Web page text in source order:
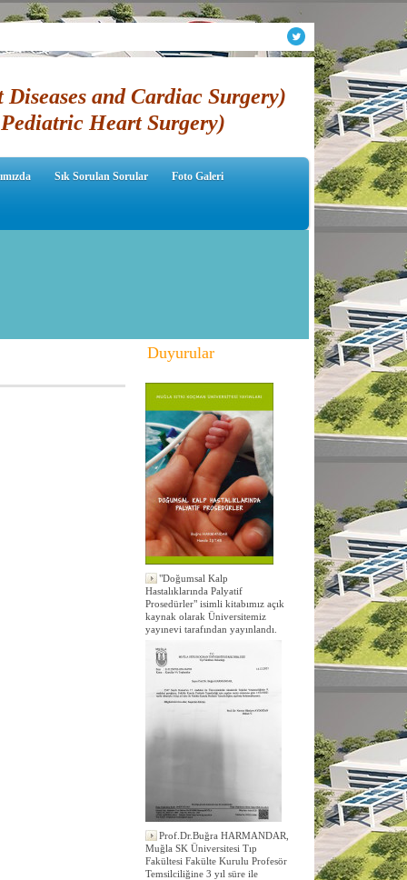
and Cardiac Surgery)
Heart Surgery)
Sık Sorulan Sorular Foto Galeri
Duyurular
"Doğumsal Kalp
Hastalıklarında Palyatif
Prosedürler" isimli kitabımız açık
kaynak olarak Üniversitemiz
yayınevi tarafından yayınlandı.
Prof.Dr.Buğra HARMANDAR,
Muğla SK Üniversitesi Tıp
Fakültesi Fakülte Kurulu Profesör
Temsilciliğine 3 yıl süre ile